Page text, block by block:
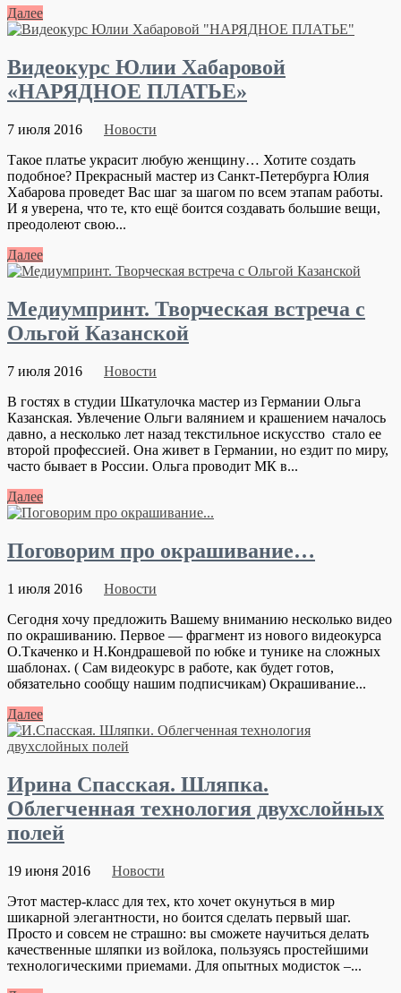
Далее
Видеокурс Юлии Хабаровой
«НАРЯДНОЕ ПЛАТЬЕ»
7 июля 2016
Новости
Такое платье украсит любую женщину… Хотите создать
подобное? Прекрасный мастер из Санкт-Петербурга Юлия
Хабарова проведет Вас шаг за шагом по всем этапам работы.
И я уверена, что те, кто ещё боится создавать большие вещи,
преодолеют свою...
Далее
Медиумпринт. Творческая встреча с
Ольгой Казанской
7 июля 2016
Новости
В гостях в студии Шкатулочка мастер из Германии Ольга
Казанская. Увлечение Ольги валянием и крашением началось
давно, а несколько лет назад текстильное искусство стало ее
второй профессией. Она живет в Германии, но ездит по миру,
часто бывает в России. Ольга проводит МК в...
Далее
Поговорим про окрашивание…
1 июля 2016
Новости
Сегодня хочу предложить Вашему вниманию несколько видео
по окрашиванию. Первое — фрагмент из нового видеокурса
О.Ткаченко и Н.Кондрашевой по юбке и тунике на сложных
шаблонах. ( Сам видеокурс в работе, как будет готов,
обязательно сообщу нашим подписчикам) Окрашивание...
Далее
Ирина Спасская. Шляпка.
Облегченная технология двухслойных
полей
19 июня 2016
Новости
Этот мастер-класс для тех, кто хочет окунуться в мир
шикарной элегантности, но боится сделать первый шаг.
Просто и совсем не страшно: вы сможете научиться делать
качественные шляпки из войлока, пользуясь простейшими
технологическими приемами. Для опытных модисток –...